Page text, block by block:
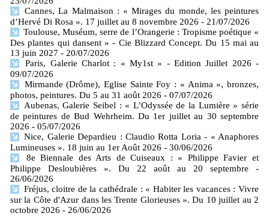
Cannes, La Malmaison : « Mirages du monde, les peintures
d’Hervé Di Rosa ». 17 juillet au 8 novembre 2026 - 21/07/2026
Toulouse, Muséum, serre de l’Orangerie : Tropisme poétique «
Des plantes qui dansent » - Cie Blizzard Concept. Du 15 mai au
13 juin 2027 - 20/07/2026
Paris, Galerie Charlot : « My1st » - Edition Juillet 2026 -
09/07/2026
Mirmande (Drôme), Eglise Sainte Foy : « Anima », bronzes,
photos, peintures. Du 5 au 31 août 2026 - 07/07/2026
Aubenas, Galerie Seibel : « L’Odyssée de la Lumière » série
de peintures de Bud Wehrheim. Du 1er juillet au 30 septembre
2026 - 05/07/2026
Nice, Galerie Depardieu : Claudio Rotta Loria - « Anaphores
Lumineuses ». 18 juin au 1er Août 2026 - 30/06/2026
8e Biennale des Arts de Cuiseaux : « Philippe Favier et
Philippe Desloubières ». Du 22 août au 20 septembre
-
26/06/2026
Fréjus, cloitre de la cathédrale : « Habiter les vacances : Vivre
sur la Côte d'Azur dans les Trente Glorieuses ». Du 10 juillet au 2
octobre 2026 - 26/06/2026